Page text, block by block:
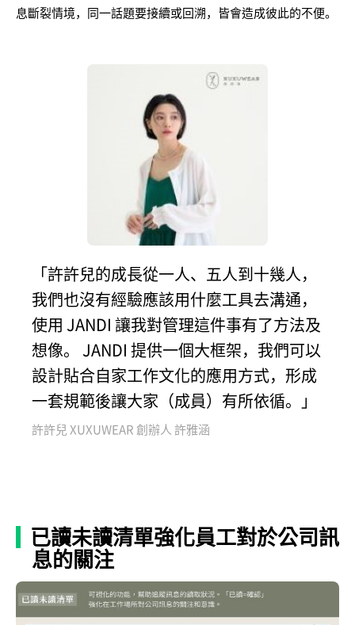
息斷裂情境，同一話題要接續或回溯，皆會造成彼此的不便。
「許許兒的成長從一人、五人到十幾人，
我們也沒有經驗應該用什麼工具去溝通，
使用 JANDI 讓我對管理這件事有了方法及
想像。 JANDI 提供一個大框架，我們可以
設計貼合自家工作文化的應用方式，形成
一套規範後讓大家（成員）有所依循。」
許許兒 XUXUWEAR 創辦人 許雅涵
已讀未讀清單強化員工對於公司訊
息的關注